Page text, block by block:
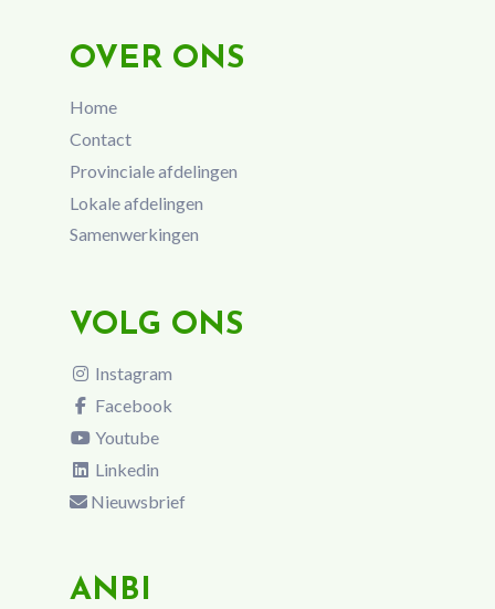
OVER ONS
Home
Contact
Provinciale afdelingen
Lokale afdelingen
Samenwerkingen
VOLG ONS
Instagram
Facebook
Youtube
Linkedin
Nieuwsbrief
ANBI